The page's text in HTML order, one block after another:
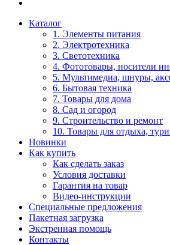
Каталог
1. Элементы питания
2. Электротехника
3. Светотехника
4. Фототовары, носители
5. Мультимедиа, шнуры,
6. Бытовая техника
7. Товары для дома
8. Сад и огород
9. Строительство и ремонт
10. Товары для отдыха,
Новинки
Как купить
Как сделать заказ
Условия доставки
Гарантия на товар
Видео-инструкции
Специальные предложения
Пакетная загрузка
Экстренная помощь
Контакты